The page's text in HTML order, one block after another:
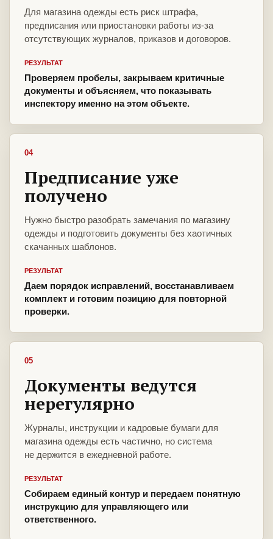
Для магазина одежды есть риск штрафа,
предписания или приостановки работы из-за
отсутствующих журналов, приказов и договоров.
РЕЗУЛЬТАТ
Проверяем пробелы, закрываем критичные
документы и объясняем, что показывать
инспектору именно на этом объекте.
04
Предписание уже
получено
Нужно быстро разобрать замечания по магазину
одежды и подготовить документы без хаотичных
скачанных шаблонов.
РЕЗУЛЬТАТ
Даем порядок исправлений, восстанавливаем
комплект и готовим позицию для повторной
проверки.
05
Документы ведутся
нерегулярно
Журналы, инструкции и кадровые бумаги для
магазина одежды есть частично, но система
не держится в ежедневной работе.
РЕЗУЛЬТАТ
Собираем единый контур и передаем понятную
инструкцию для управляющего или
ответственного.